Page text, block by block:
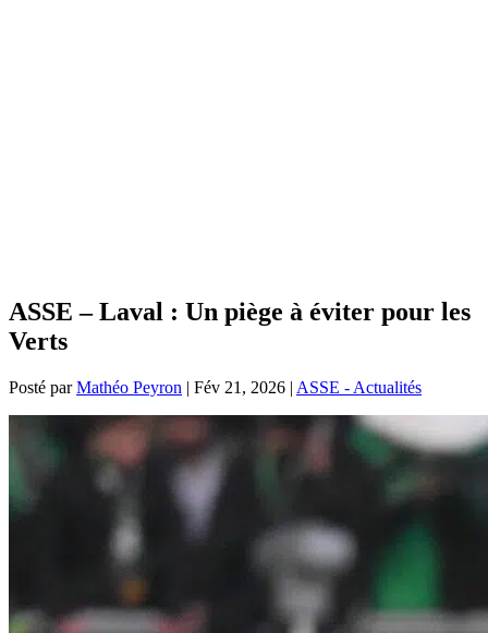
ASSE – Laval : Un piège à éviter pour les
Verts
Posté parMathéo Peyron | Fév 21, 2026 | ASSE - Actualités